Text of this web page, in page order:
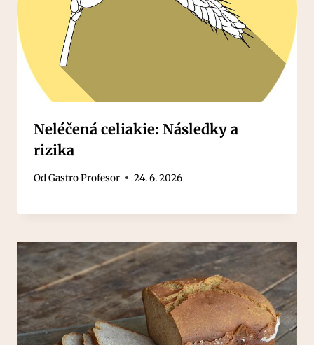
Neléčená celiakie: Následky a
rizika
OdGastro Profesor 24. 6. 2026